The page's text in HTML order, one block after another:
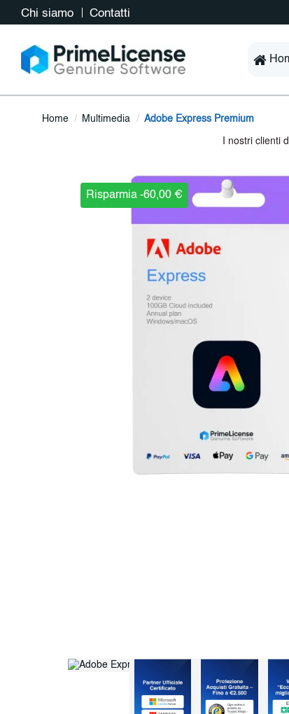
Chi siamo Contatti
Home Multimedia Adobe Express Premium
Risparmia -60,00 €